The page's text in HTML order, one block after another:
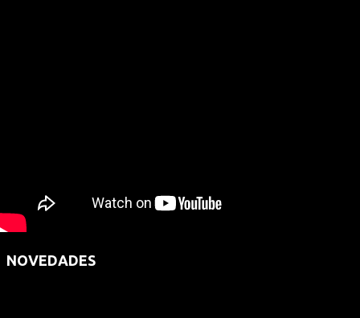
NOVEDADES